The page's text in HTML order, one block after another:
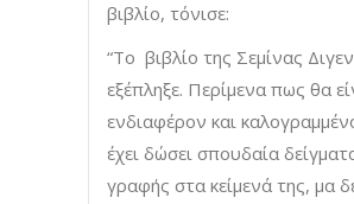
βιβλίο, τόνισε:
“Το βιβλίο της Σεμίνας
εξέπληξε. Περίμενα πως θα
ενδιαφέρον και
έχει δώσει σπουδαία
γραφής στα κείμενά της, μα